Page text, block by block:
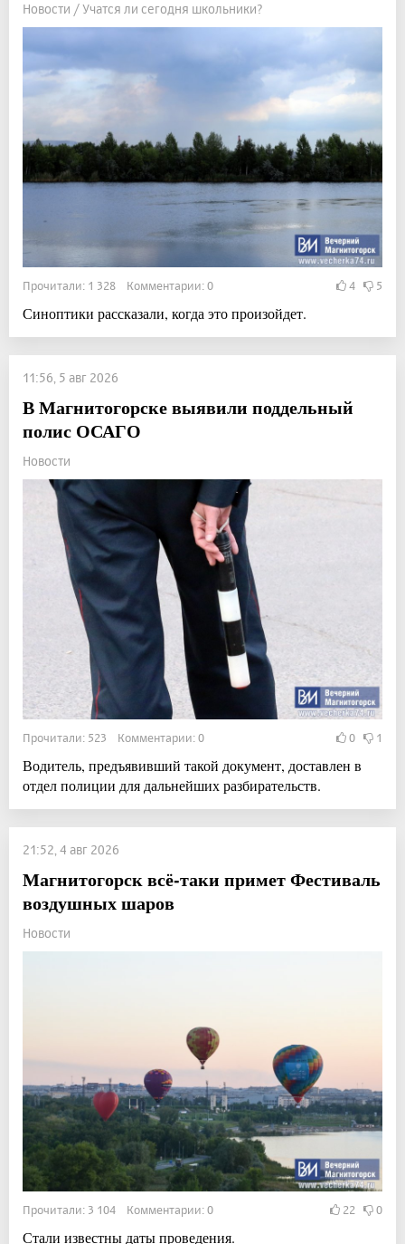
Новости / Учатся ли сегодня школьники?
Прочитали: 1 328 Комментарии: 0 4 5
Синоптики рассказали, когда это произойдет.
11:56, 5 авг 2026
В Магнитогорске выявили поддельный
полис ОСАГО
Новости
Прочитали: 523 Комментарии: 0 0 1
Водитель, предъявивший такой документ, доставлен в
отдел полиции для дальнейших разбирательств.
21:52, 4 авг 2026
Магнитогорск всё-таки примет Фестиваль
воздушных шаров
Новости
Прочитали: 3 104 Комментарии: 0 22 0
Стали известны даты проведения.